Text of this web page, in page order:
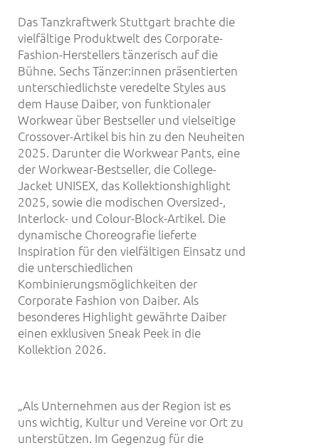
Das Tanzkraftwerk Stuttgart brachte die
vielfältige Produktwelt des Corporate-
Fashion-Herstellers tänzerisch auf die
Bühne. Sechs Tänzer:innen präsentierten
unterschiedlichste veredelte Styles aus
dem Hause Daiber, von funktionaler
Workwear über Bestseller und vielseitige
Crossover-Artikel bis hin zu den Neuheiten
2025. Darunter die Workwear Pants, eine
der Workwear-Bestseller, die College-
Jacket UNISEX, das Kollektionshighlight
2025, sowie die modischen Oversized-,
Interlock- und Colour-Block-Artikel. Die
dynamische Choreografie lieferte
Inspiration für den vielfältigen Einsatz und
die unterschiedlichen
Kombinierungsmöglichkeiten der
Corporate Fashion von Daiber. Als
besonderes Highlight gewährte Daiber
einen exklusiven Sneak Peek in die
Kollektion 2026.
„Als Unternehmen aus der Region ist es
uns wichtig, Kultur und Vereine vor Ort zu
unterstützen. Im Gegenzug für die